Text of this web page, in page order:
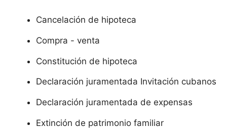
Cancelación de hipoteca
Compra - venta
Constitución de hipoteca
Declaración juramentada Invitación cubanos
Declaración juramentada de expensas
Extinción de patrimonio familiar